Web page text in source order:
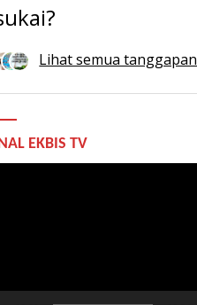
Lihat semua tanggapan
EKBIS TV